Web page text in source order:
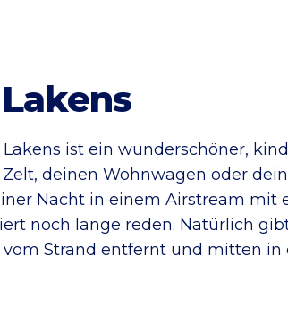
ist ein wunderschöner,
deinen Wohnwagen oder
Nacht in einem Airstream mit
noch lange reden. Natürlich
Strand entfernt und mitten